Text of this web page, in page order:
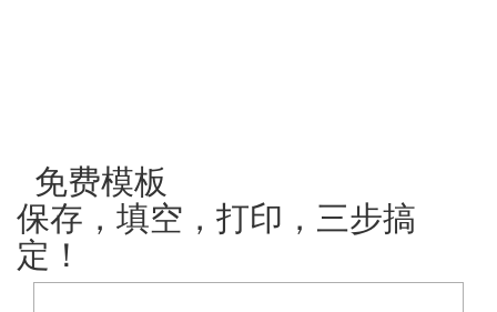
免费模板
保存，填空，打印，三步搞
定！